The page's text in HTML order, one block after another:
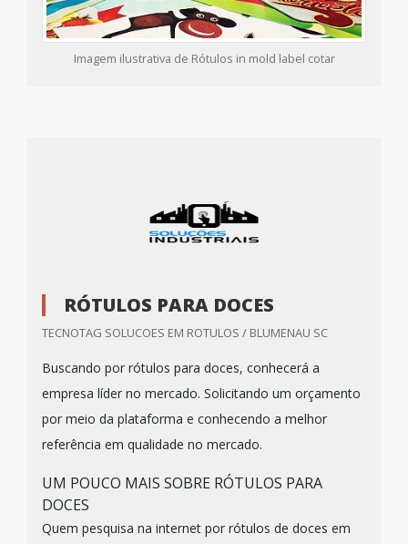
Imagem ilustrativa de Rótulos in mold label cotar
RÓTULOS PARA DOCES
TECNOTAG SOLUCOES EM ROTULOS / BLUMENAU SC
Buscando por rótulos para doces, conhecerá a
empresa líder no mercado. Solicitando um orçamento
por meio da plataforma e conhecendo a melhor
referência em qualidade no mercado.
UM POUCO MAIS SOBRE RÓTULOS PARA
DOCES
Quem pesquisa na internet por rótulos de doces em